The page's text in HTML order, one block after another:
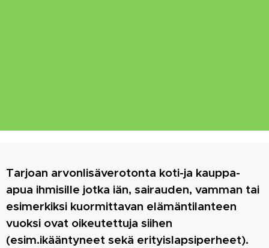
Tarjoan arvonlisäverotonta koti-ja kauppa-
apua ihmisille jotka iän, sairauden, vamman tai
esimerkiksi kuormittavan elämäntilanteen
vuoksi ovat oikeutettuja siihen
(esim.ikääntyneet sekä erityislapsiperheet).